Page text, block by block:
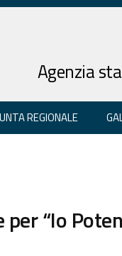
Agenzia
REGIONALE
“Io